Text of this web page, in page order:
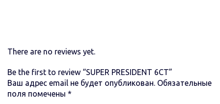
There are no reviews yet.
Be the first to review “SUPER PRESIDENT 6СТ”
Ваш адрес email не будет опубликован. Обязательные
поля помечены *